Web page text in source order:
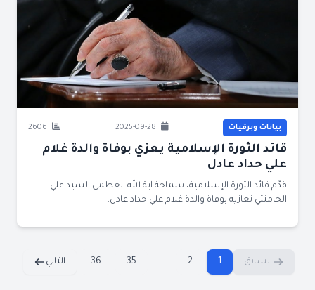
بيانات وبرقيات
قائد الثورة الإسلامية يعزي بوفاة والدة غلام
علي حداد عادل
قدّم قائد الثورة الإسلامية، سماحة آية الله العظمى السيد علي
الخامنئي تعازيه بوفاة والدة غلام علي حداد عادل.
السابق 1
2
...
35
36 التالي